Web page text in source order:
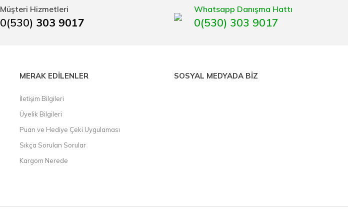
Müşteri Hizmetleri
0(530) 303 9017
Whatsapp Danışma Hattı
0(530) 303 9017
MERAK EDİLENLER
İletişim Bilgileri
Üyelik Bilgileri
Puan ve Hediye Çeki Uygulaması
Sıkça Sorulan Sorular
Kargom Nerede
SOSYAL MEDYADA BİZ